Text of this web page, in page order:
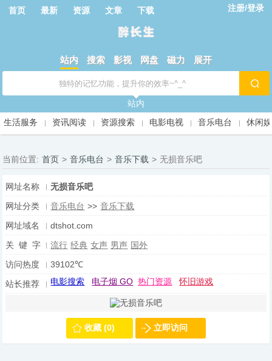
首页 最新 资源 文章 下载 注册/登录
站内 搜索 影视 网盘 磁力 展开
站内
生活服务
资讯阅读 资源搜索 电影电视 音乐电台 休闲
当前位置: 首页 > 音乐电台 > 音乐下载 > 无损音乐吧
网址名称
无损音乐吧
网址分类
音乐电台 >> 音乐下载
网址域名
dtshot.com
关 键 字
流行 经典 女声 男声 国外
访问热度
39102℃
站长推荐
电影搜索 电子烟 GO 热门资源 怀旧游戏
收藏 (0) 立即访问